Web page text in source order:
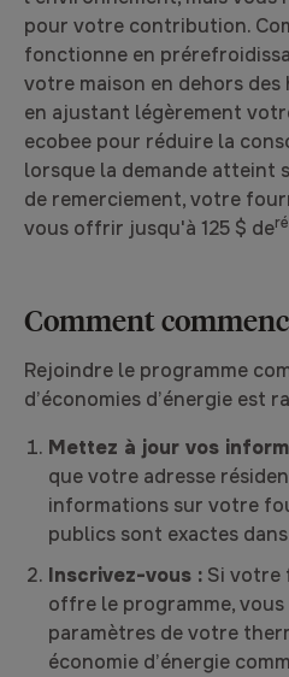
pour votre contribution.
fonctionne en
votre maison en dehors des
en ajustant légèrement
ecobee pour réduire la
lorsque la demande atteint
de remerciement, votre
vous offrir jusqu'à 125 $ de
Comment
Rejoindre le programme
d’économies d’énergie est
Mettez à jour vos
que votre adresse
informations sur votre
publics sont exactes
Inscrivez-vous : Si votre
offre le programme,
paramètres de votre
économie d’énergie